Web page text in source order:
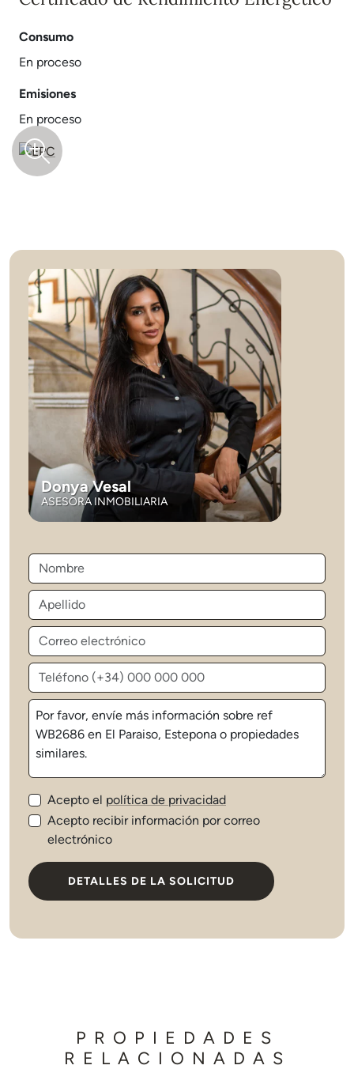
Consumo
En proceso
Emisiones
En proceso
Donya Vesal
ASESORA INMOBILIARIA
Acepto el política de privacidad
Acepto recibir información por correo
electrónico
DETALLES DE LA SOLICITUD
PROPIEDADES
RELACIONADAS